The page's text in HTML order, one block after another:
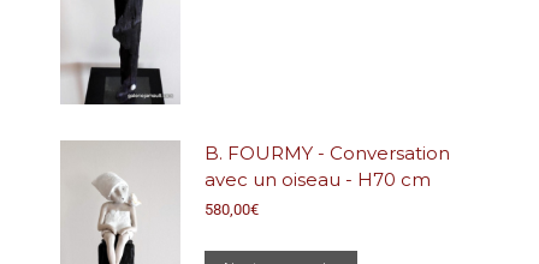
B. FOURMY - Conversation
avec un oiseau - H70 cm
580,00€